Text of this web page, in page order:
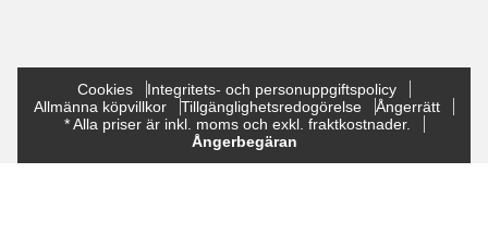
Cookies
Integritets- och personuppgiftspolicy
Allmänna köpvillkor
Tillgänglighetsredogörelse
Ångerrätt
* Alla priser är inkl. moms och exkl. fraktkostnader.
Ångerbegäran